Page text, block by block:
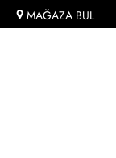
MAĞAZA BUL